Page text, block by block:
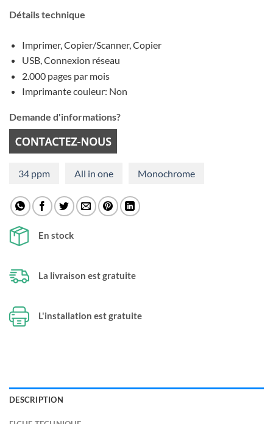
Détails technique
Imprimer, Copier/Scanner, Copier
USB, Connexion réseau
2.000 pages par mois
Imprimante couleur: Non
Demande d'informations?
34 ppm All in one Monochrome
En stock
La livraison est gratuite
L'installation est gratuite
DESCRIPTION